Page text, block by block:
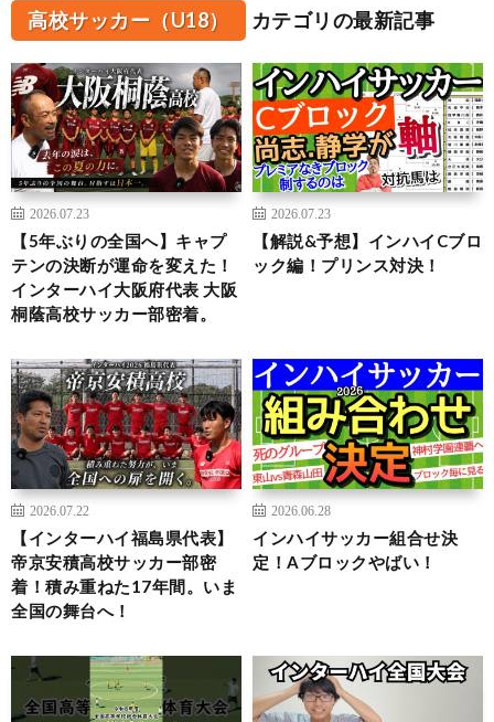
高校サッカー（U18） カテゴリの最新記事
2026.07.23
【5年ぶりの全国へ】キャプ
テンの決断が運命を変えた！
インターハイ大阪府代表 大阪
桐蔭高校サッカー部密着。
2026.07.23
【解説&予想】インハイCブロ
ック編！プリンス対決！
2026.07.22
【インターハイ福島県代表】
帝京安積高校サッカー部密
着！積み重ねた17年間。いま
全国の舞台へ！
2026.06.28
インハイサッカー組合せ決
定！Aブロックやばい！